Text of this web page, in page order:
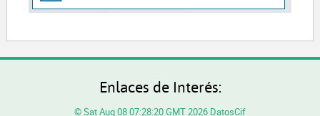
Enlaces de Interés:
© Sat Aug 08 07:28:20 GMT 2026 DatosCif